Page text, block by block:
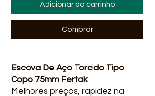
Adicionar ao carrinho
Comprar
Escova De Aço Torcido Tipo
Copo 75mm Fertak
Melhores preços, rapidez na